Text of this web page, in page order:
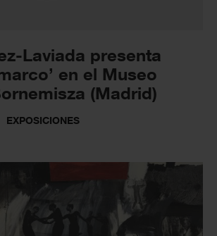
Laviada presenta
en el Museo
(Madrid)
EXPOSICIONES